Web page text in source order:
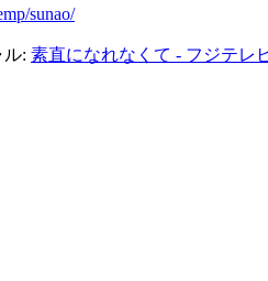
sunao/
: 素直になれなくて - フジテレ